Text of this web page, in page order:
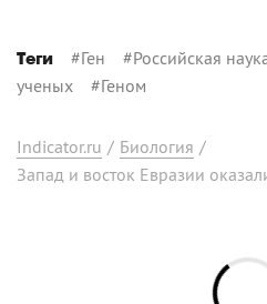
Теги #Ген #Российская
ученых #Геном
Indicator.ru / Биология /
Запад и восток Евразии